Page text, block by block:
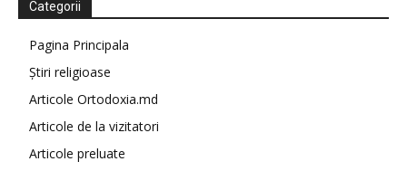
Categorii
Pagina Principala
Știri religioase
Articole Ortodoxia.md
Articole de la vizitatori
Articole preluate